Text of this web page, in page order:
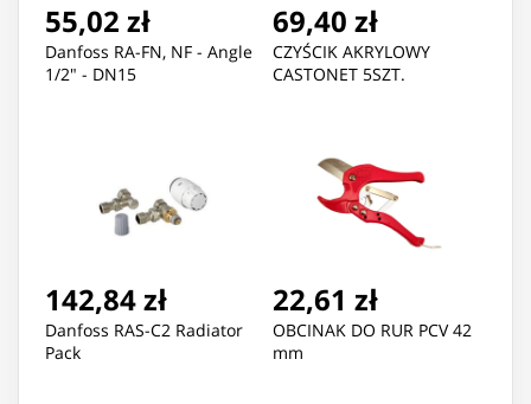
55,02 zł
Danfoss RA-FN, NF - Angle
1/2" - DN15
69,40 zł
CZYŚCIK AKRYLOWY
CASTONET 5SZT.
142,84 zł
Danfoss RAS-C2 Radiator
Pack
22,61 zł
OBCINAK DO RUR PCV 42
mm